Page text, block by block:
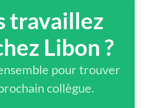
travaillez
Libon ?
pour trouver
collègue.